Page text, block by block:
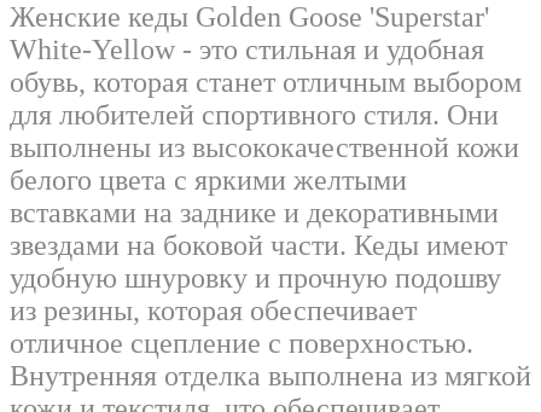
Женские кеды Golden Goose 'Superstar'
White-Yellow - это стильная и удобная
обувь, которая станет отличным выбором
для любителей спортивного стиля. Они
выполнены из высококачественной кожи
белого цвета с яркими желтыми
вставками на заднике и декоративными
звездами на боковой части. Кеды имеют
удобную шнуровку и прочную подошву
из резины, которая обеспечивает
отличное сцепление с поверхностью.
Внутренняя отделка выполнена из мягкой